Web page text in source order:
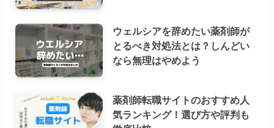
ウェルシアを辞めたい薬剤師が
とるべき対処法とは？しんどい
なら無理はやめよう
薬剤師転職サイトのおすすめ人
気ランキング！選び方や評判も